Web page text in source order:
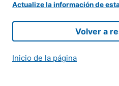
Actualize la información de
Volver a
Inicio de la página